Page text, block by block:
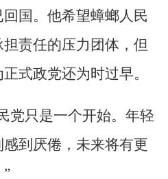
国。他希望蟑螂人民
责任的压力团体，但
式政党还为时过早。
党只是一个开始。年轻
到厌倦，未来将有更